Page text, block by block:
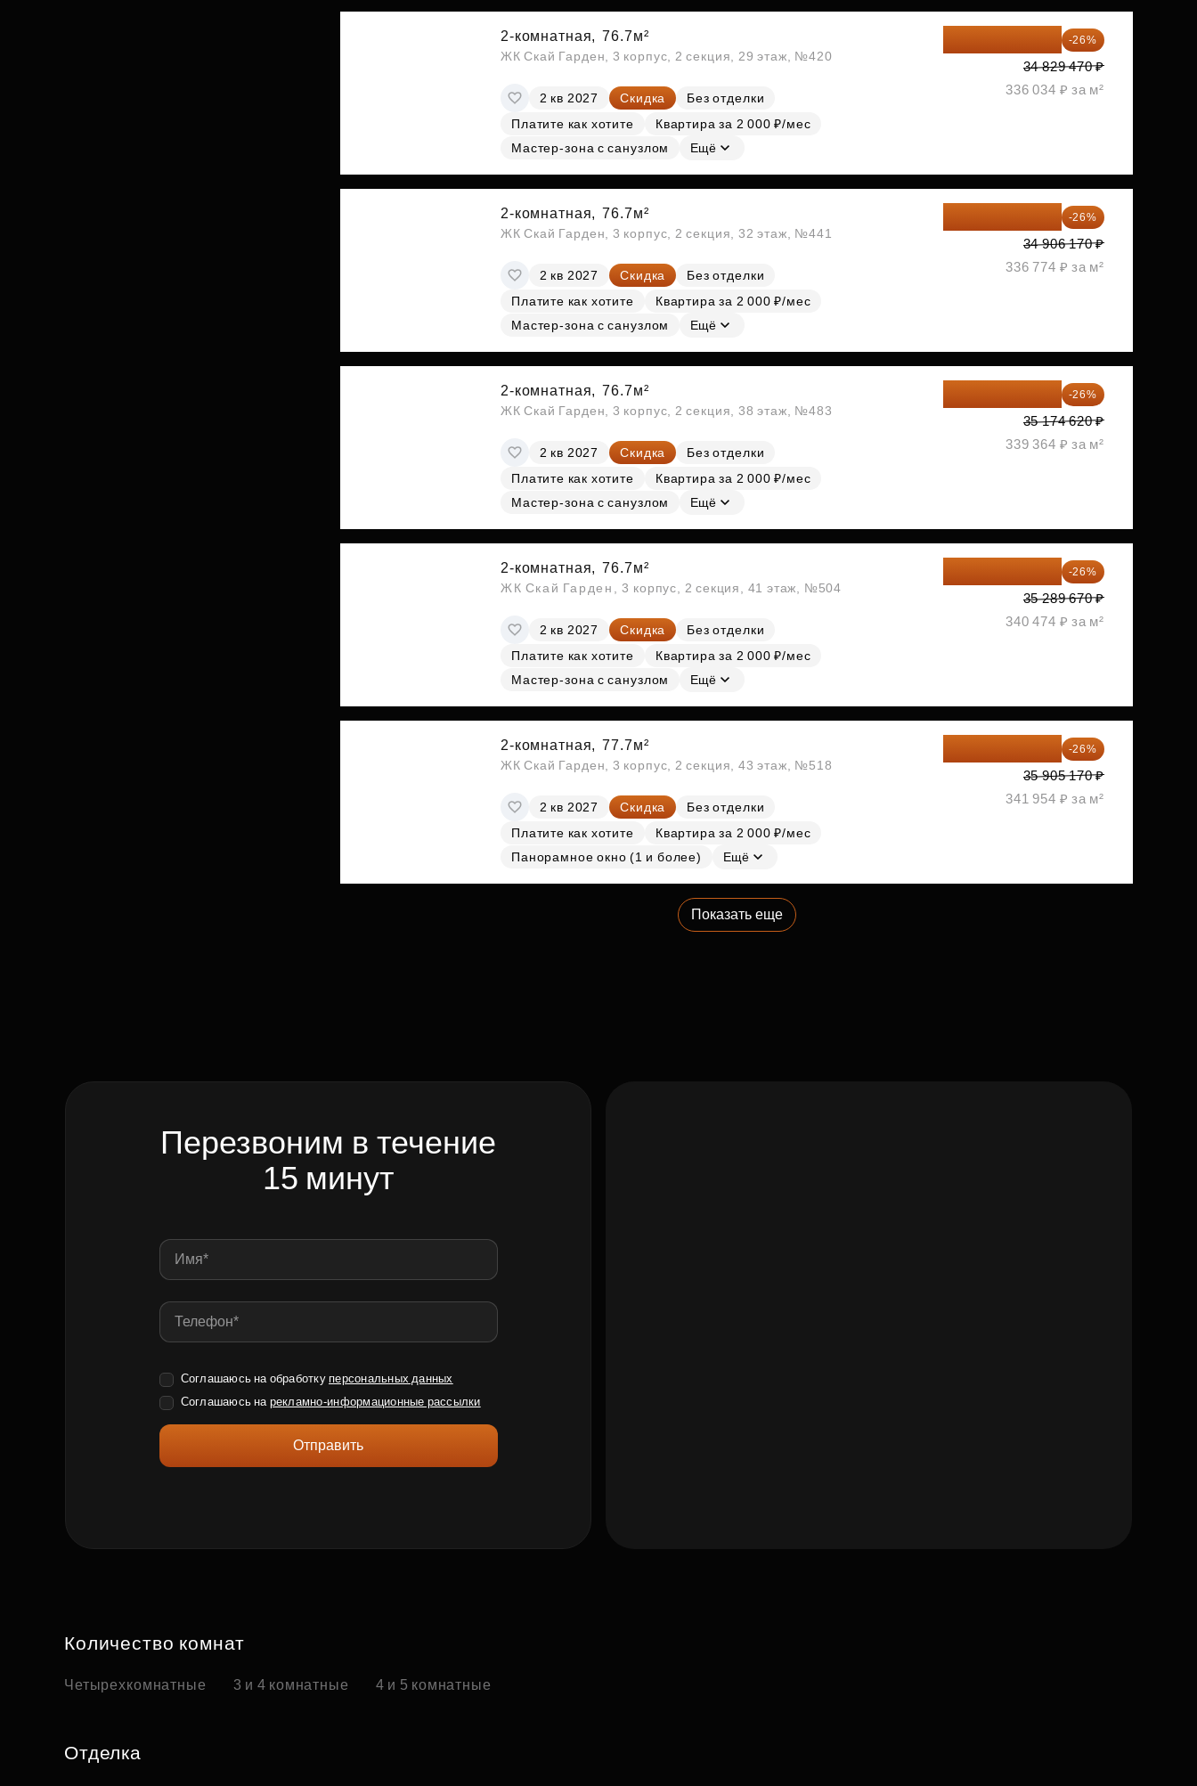
2-комнатная, 76.7м²
ЖК Скай Гарден, 3 корпус, 2 секция, 29 этаж, №420
2 кв 2027 Скидка
Без отделки
Платите как хотите
Квартира за 2 000 ₽/мес
Мастер-зона с санузлом
Ещё
-26%
34 829 470 ₽
336 034 ₽ за м²
2-комнатная, 76.7м²
ЖК Скай Гарден, 3 корпус, 2 секция, 32 этаж, №441
2 кв 2027 Скидка
Без отделки
Платите как хотите
Квартира за 2 000 ₽/мес
Мастер-зона с санузлом
Ещё
-26%
34 906 170 ₽
336 774 ₽ за м²
2-комнатная, 76.7м²
ЖК Скай Гарден, 3 корпус, 2 секция, 38 этаж, №483
2 кв 2027 Скидка
Без отделки
Платите как хотите
Квартира за 2 000 ₽/мес
Мастер-зона с санузлом
Ещё
-26%
35 174 620 ₽
339 364 ₽ за м²
2-комнатная, 76.7м²
ЖК Скай Гарден, 3 корпус, 2 секция, 41 этаж, №504
2 кв 2027 Скидка
Без отделки
Платите как хотите
Квартира за 2 000 ₽/мес
Мастер-зона с санузлом
Ещё
-26%
35 289 670 ₽
340 474 ₽ за м²
2-комнатная, 77.7м²
ЖК Скай Гарден, 3 корпус, 2 секция, 43 этаж, №518
2 кв 2027 Скидка
Без отделки
Платите как хотите
Квартира за 2 000 ₽/мес
Панорамное окно (1 и более)
Ещё
-26%
35 905 170 ₽
341 954 ₽ за м²
Показать еще
Перезвоним в течение
15 минут
Соглашаюсь на обработку персональных данных
Соглашаюсь на рекламно-информационные рассылки
Отправить
Количество комнат
Четырехкомнатные 3 и 4 комнатные 4 и 5 комнатные
Отделка